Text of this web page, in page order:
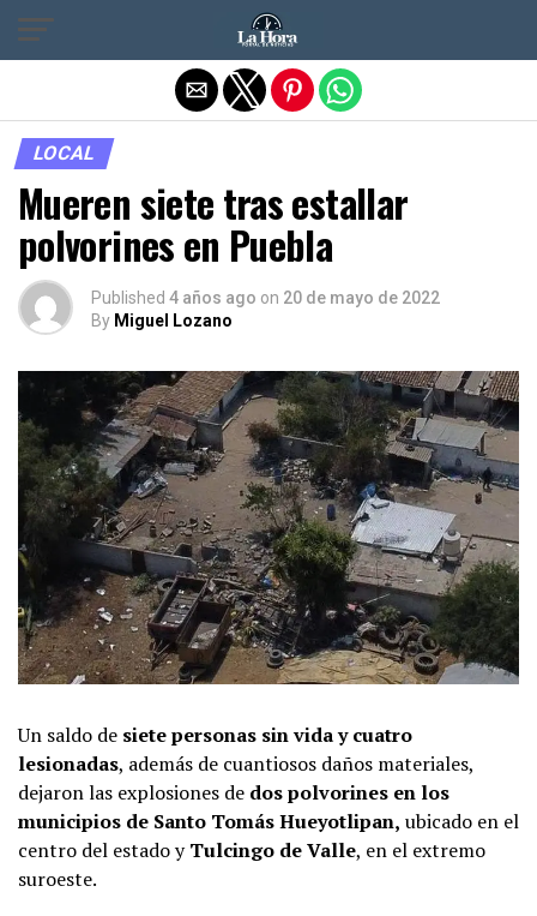
LOCAL
Mueren siete tras estallar
polvorines en Puebla
Published 4 años ago on 20 de mayo de 2022
By Miguel Lozano
Un saldo de siete personas sin vida y cuatro
lesionadas, además de cuantiosos daños materiales,
dejaron las explosiones de dos polvorines en los
municipios de Santo Tomás Hueyotlipan, ubicado en el
centro del estado yTulcingo de Valle, en el extremo
suroeste.
Salir de la versión móvil